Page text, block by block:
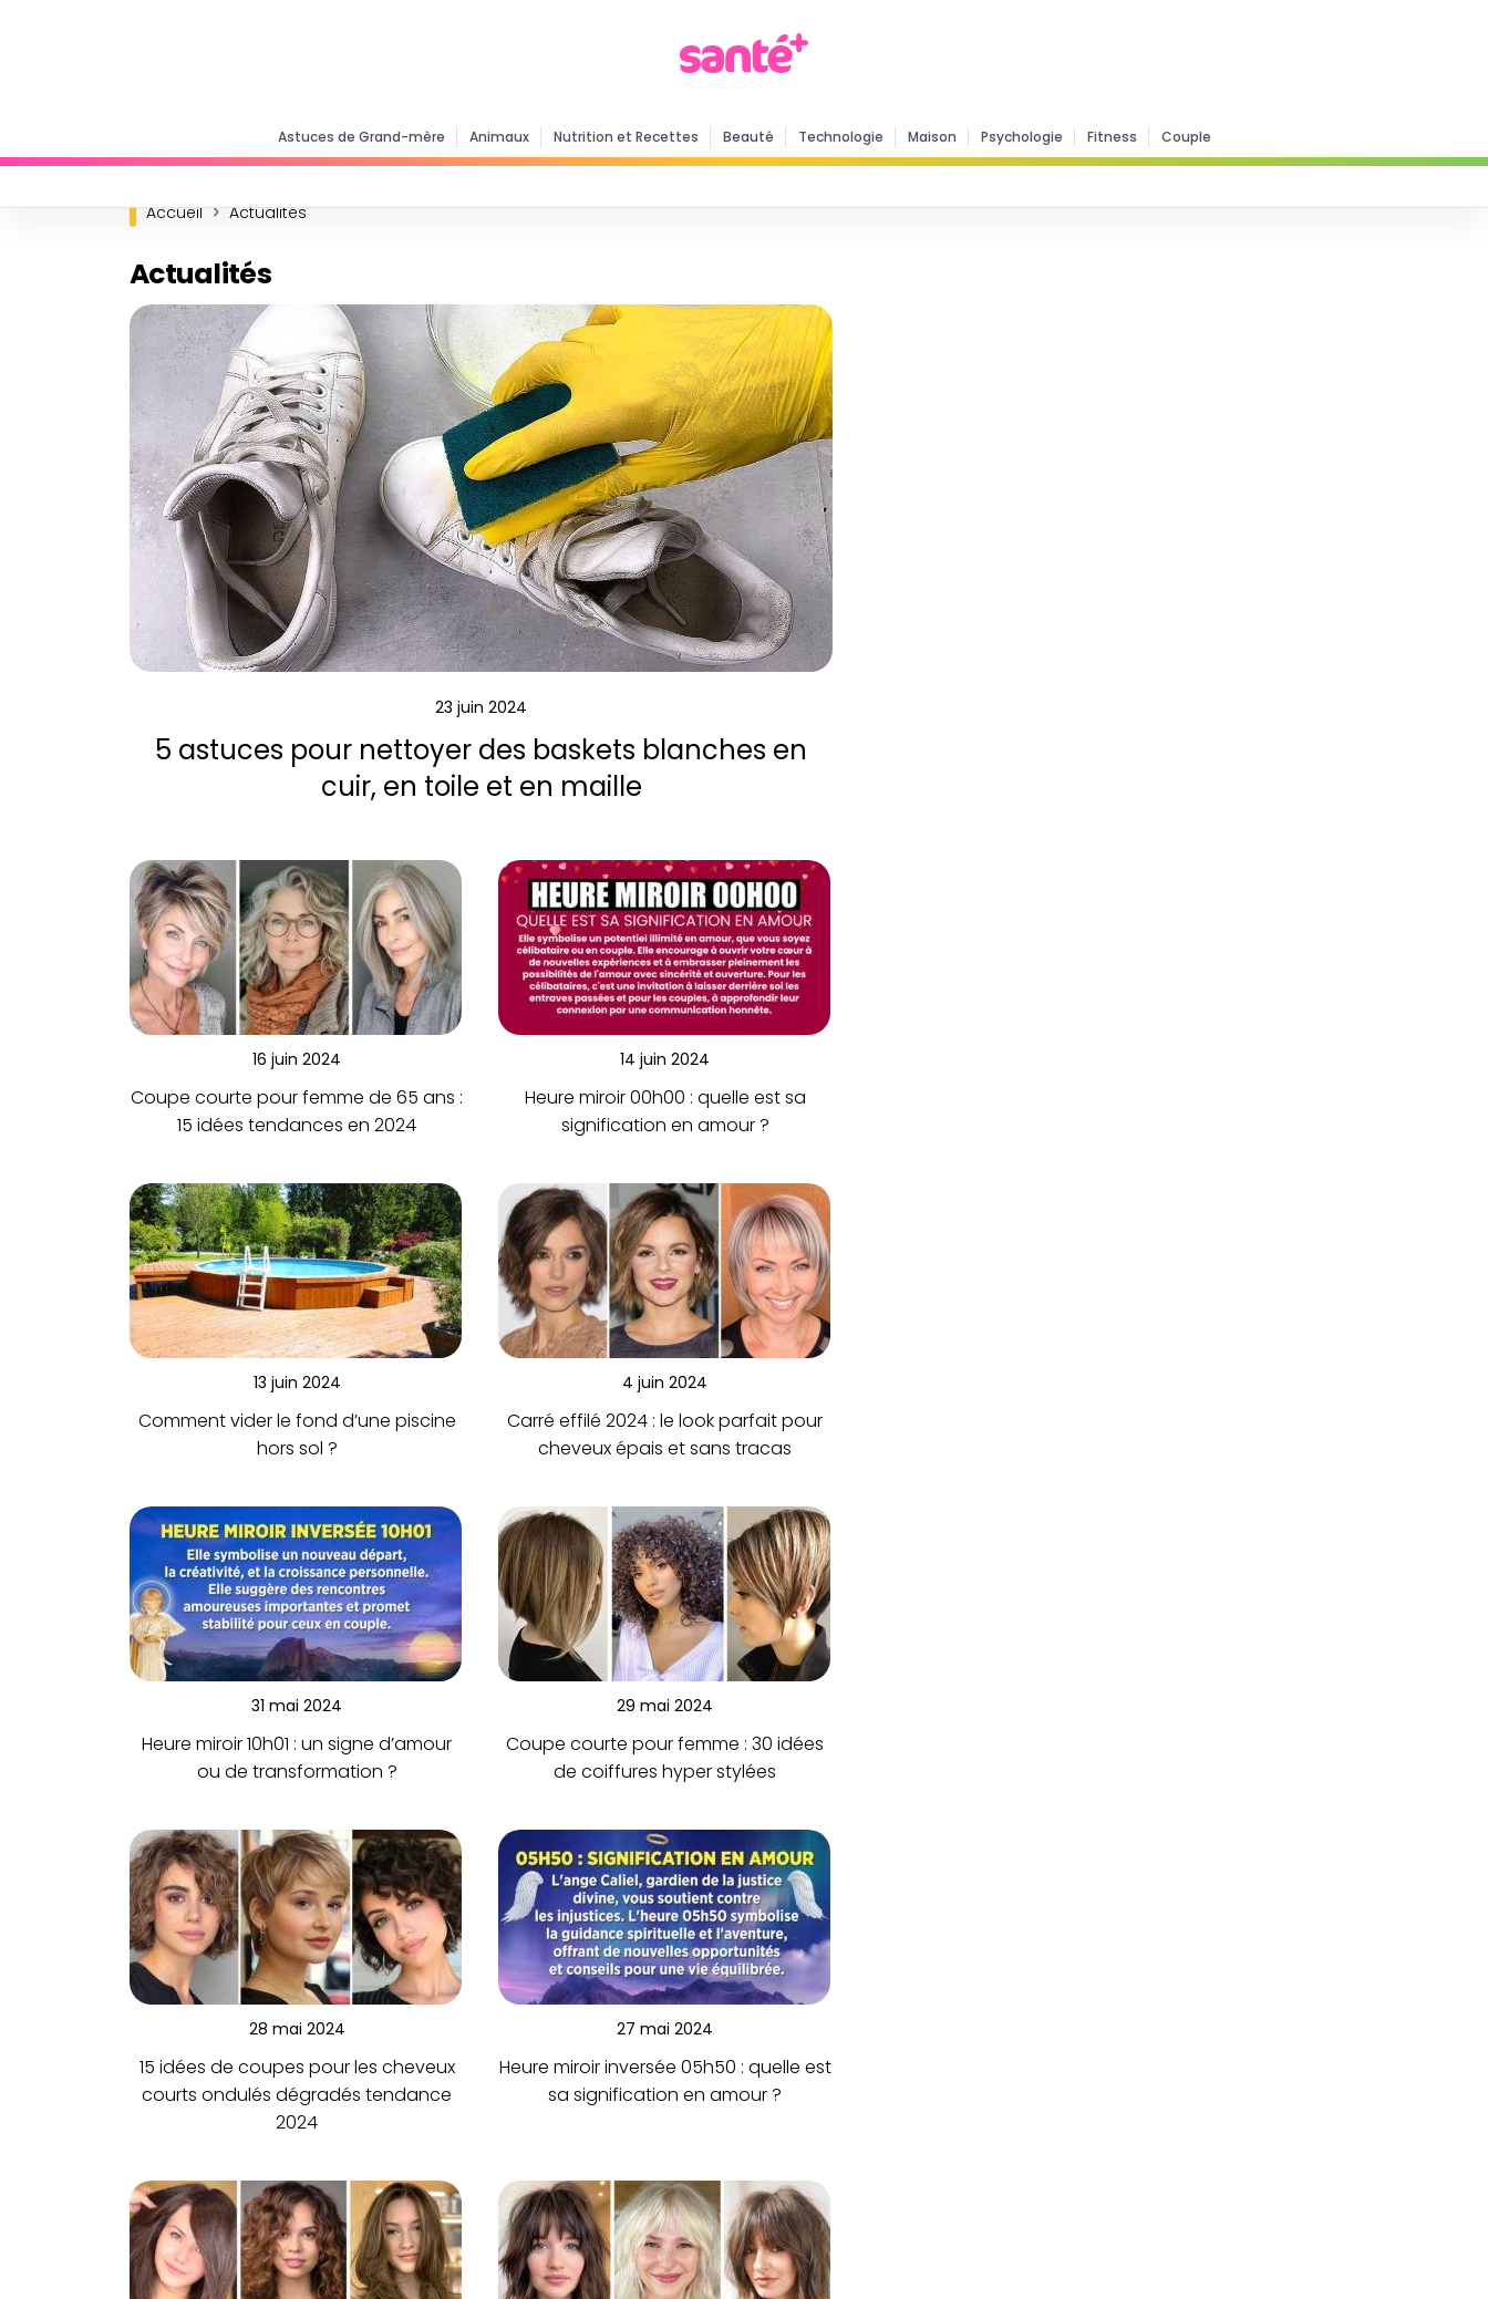
Astuces de Grand-mère Animaux Nutrition et Recettes Beauté Technologie Maison Psychologie Fitness Couple
Accueil Actualités
Actualités
23 juin 2024
5 astuces pour nettoyer des baskets blanches en
cuir, en toile et en maille
16 juin 2024
Coupe courte pour femme de 65 ans :
15 idées tendances en 2024
14 juin 2024
Heure miroir 00h00 : quelle est sa
signification en amour ?
13 juin 2024
Comment vider le fond d’une piscine
hors sol ?
4 juin 2024
Carré effilé 2024 : le look parfait pour
cheveux épais et sans tracas
31 mai 2024
Heure miroir 10h01 : un signe d’amour
ou de transformation ?
29 mai 2024
Coupe courte pour femme : 30 idées
de coiffures hyper stylées
28 mai 2024
15 idées de coupes pour les cheveux
courts ondulés dégradés tendance
2024
27 mai 2024
Heure miroir inversée 05h50 : quelle est
sa signification en amour ?